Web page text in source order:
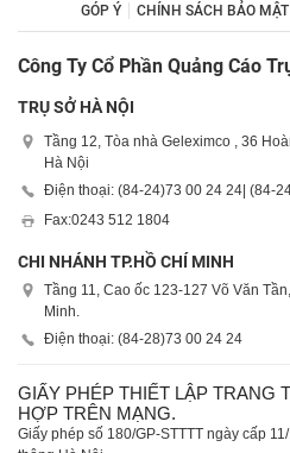
GÓP Ý CHÍNH SÁCH BẢO MẬT
Công Ty Cổ Phần Quảng Cáo
TRỤ SỞ HÀ NỘI
Tầng 12, Tòa nhà Geleximco , 36
Hà Nội
Điện thoại: (84-24)73 00 24 24| (84-
Fax:0243 512 1804
CHI NHÁNH TP.HỒ CHÍ MINH
Tầng 11, Cao ốc 123-127 Võ Văn
Minh.
Điện thoại: (84-28)73 00 24 24
GIẤY PHÉP THIẾT LẬP TRANG
HỢP TRÊN MẠNG.
Giấy phép số 180/GP-STTTT ngày cấp